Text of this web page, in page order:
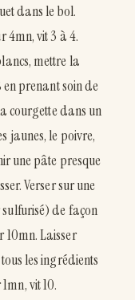
dans le bol.
4mn, vit 3 à 4.
mettre la
prenant soin de
courgette dans un
jaunes, le poivre,
une pâte presque
Verser sur une
de façon
10mn. Laisser
les ingrédients
vit 10.